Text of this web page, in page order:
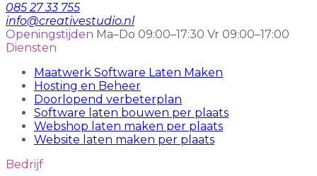
085 27 33 755
info@creativestudio.nl
Openingstijden Ma–Do 09:00–17:30 Vr 09:00–17:00
Diensten
Maatwerk Software Laten Maken
Hosting en Beheer
Doorlopend verbeterplan
Software laten bouwen per plaats
Webshop laten maken per plaats
Website laten maken per plaats
Bedrijf